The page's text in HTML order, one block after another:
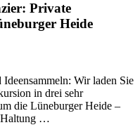
Private
Heide
Wir laden Sie
in drei sehr
die Lüneburger Heide –
Haltung …